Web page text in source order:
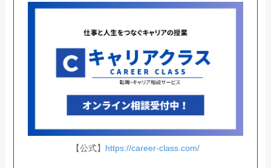
【公式】 https://career-class.com/